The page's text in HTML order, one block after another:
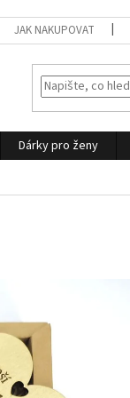
JAK NAKUPOVAT
Dárky pro ženy